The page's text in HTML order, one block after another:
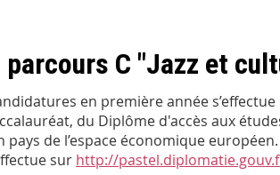
parcours C "Jazz et
en première année
du Diplôme d'accès aux
pays de l’espace économique
sur http://